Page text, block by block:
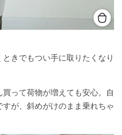
ときでもつい手に取りたくなり
って荷物が増えても安心。自
が、斜めがけのまま乗れちゃ